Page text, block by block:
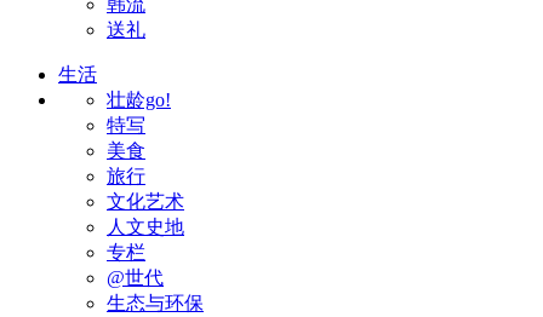
韩流
送礼
生活
壮龄go!
特写
美食
旅行
文化艺术
人文史地
专栏
@世代
生态与环保